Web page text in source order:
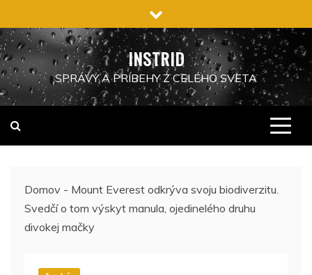
na
obsah
INSTRID
SPRÁVY A PRÍBEHY Z CELÉHO SVETA
Domov - Mount Everest odkrýva svoju biodiverzitu.
Svedčí o tom výskyt manula, ojedinelého druhu
divokej mačky